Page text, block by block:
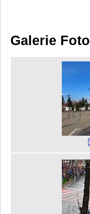
Galerie Foto